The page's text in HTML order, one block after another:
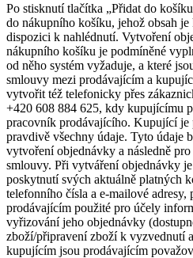
Po stisknutí tlačítka „Přidat do
do nákupního košíku, jehož obsah
dispozici k nahlédnutí. Vytvoření
nákupního košíku je podmíněné
od něho systém vyžaduje, a které
smlouvy mezi prodávajícím a
vytvořit též telefonicky přes
+420 608 884 625, kdy kupujícímu
pracovník prodávajícího. Kupující je
pravdivě všechny údaje. Tyto údaje
vytvoření objednávky a následně
smlouvy. Při vytváření objednávky
poskytnutí svých aktuálně platných
telefonního čísla a e-mailové adresy,
prodávajícím použité pro účely
vyřizování jeho objednávky
zboží/připravení zboží k vyzvednutí
kupujícím jsou prodávajícím